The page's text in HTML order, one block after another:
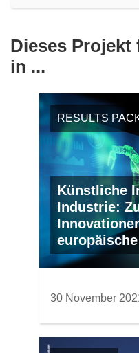
Dieses
in ...
RESULTS
Künstliche
Industrie:
30 November